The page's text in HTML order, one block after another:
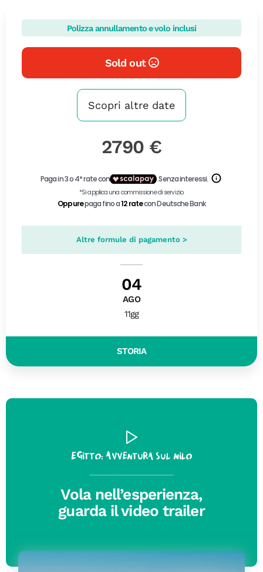
Polizza annullamento e volo inclusi
Sold out
Scopri altre date
2790 €
Altre formule di pagamento >
04
AGO
11gg
STORIA
Egitto: Avventura sul Nilo
Vola nell’esperienza,
guarda il video trailer